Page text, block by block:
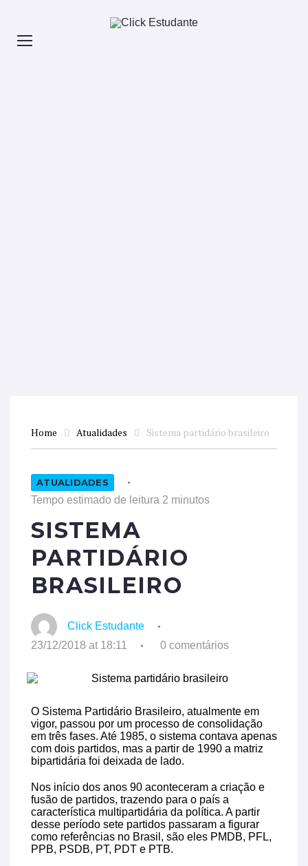
Home Atualidades Sistema partidário brasileiro
ATUALIDADES
Tempo estimado de leitura 2 minutos
SISTEMA
PARTIDÁRIO
BRASILEIRO
Click Estudante
23/12/2018 at 18:11
0 comentários
O Sistema Partidário Brasileiro, atualmente em
vigor, passou por um processo de consolidação
em três fases. Até 1985, o sistema contava apenas
com dois partidos, mas a partir de 1990 a matriz
bipartidária foi deixada de lado.
Nos início dos anos 90 aconteceram a criação e
fusão de partidos, trazendo para o país a
característica multipartidária da política. A partir
desse período sete partidos passaram a figurar
como referências no Brasil, são eles PMDB, PFL,
PPB, PSDB, PT, PDT e PTB.